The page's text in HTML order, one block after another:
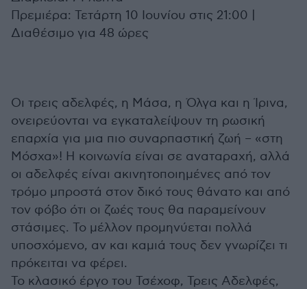
Πρεμιέρα: Τετάρτη 10 Ιουνίου στις 21:00 |
Διαθέσιμο για 48 ώρες
Οι τρεις αδελφές, η Μάσα, η Όλγα και η Ίρινα,
ονειρεύονται να εγκαταλείψουν τη ρωσική
επαρχία για μια πιο συναρπαστική ζωή – «στη
Μόσχα»! Η κοινωνία είναι σε αναταραχή, αλλά
οι αδελφές είναι ακινητοποιημένες από τον
τρόμο μπροστά στον δικό τους θάνατο και από
τον φόβο ότι οι ζωές τους θα παραμείνουν
στάσιμες. Το μέλλον προμηνύεται πολλά
υποσχόμενο, αν και καμιά τους δεν γνωρίζει τι
πρόκειται να φέρει.
Το κλασικό έργο του Τσέχοφ, Τρεις Αδελφές,